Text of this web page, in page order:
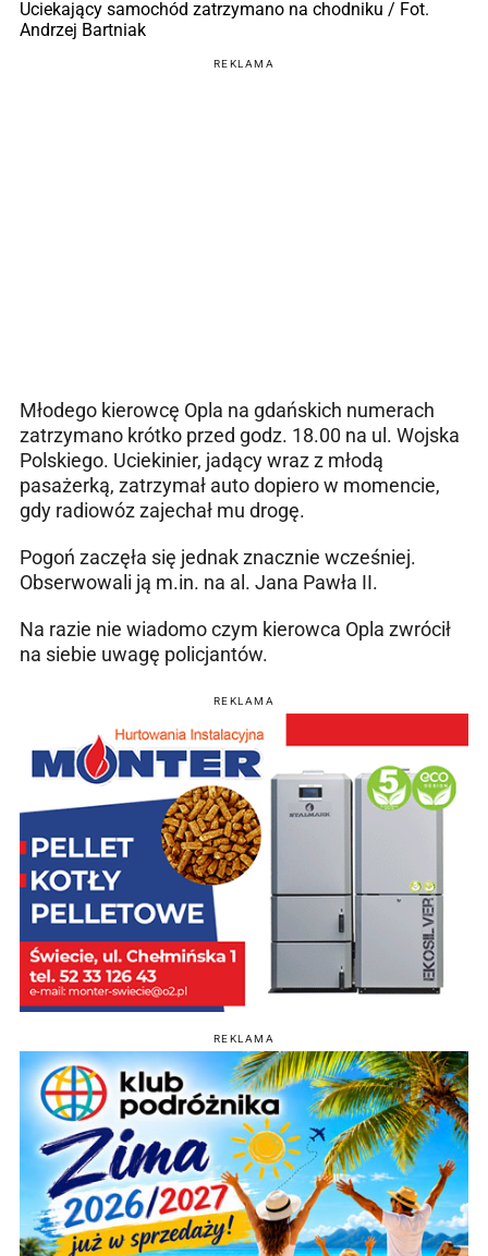
Uciekający samochód zatrzymano na chodniku / Fot.
Andrzej Bartniak
REKLAMA
Młodego kierowcę Opla na gdańskich numerach
zatrzymano krótko przed godz. 18.00 na ul. Wojska
Polskiego. Uciekinier, jadący wraz z młodą
pasażerką, zatrzymał auto dopiero w momencie,
gdy radiowóz zajechał mu drogę.
Pogoń zaczęła się jednak znacznie wcześniej.
Obserwowali ją m.in. na al. Jana Pawła II.
Na razie nie wiadomo czym kierowca Opla zwrócił
na siebie uwagę policjantów.
REKLAMA
REKLAMA